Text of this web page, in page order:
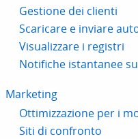
Gestione dei clienti
Scaricare e inviare
Visualizzare i registri
Notifiche istantanee
Marketing
Ottimizzazione per i
Siti di confronto